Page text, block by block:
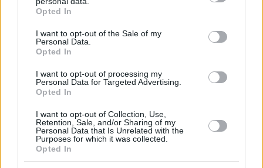
grant or deny consent to Google and its third-party tags to
use your data for below specified purposes in below Google
consent section.
Opted In
I want to opt-out of the Sale of my
Personal Data.
Opted In
I want to opt-out of processing my
Personal Data for Targeted Advertising.
Opted In
I want to opt-out of Collection, Use,
Retention, Sale, and/or Sharing of my
Personal Data that Is Unrelated with the
Purposes for which it was collected.
Opted In